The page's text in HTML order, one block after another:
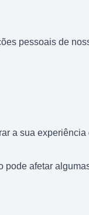
pessoais de
a sua
pode afetar